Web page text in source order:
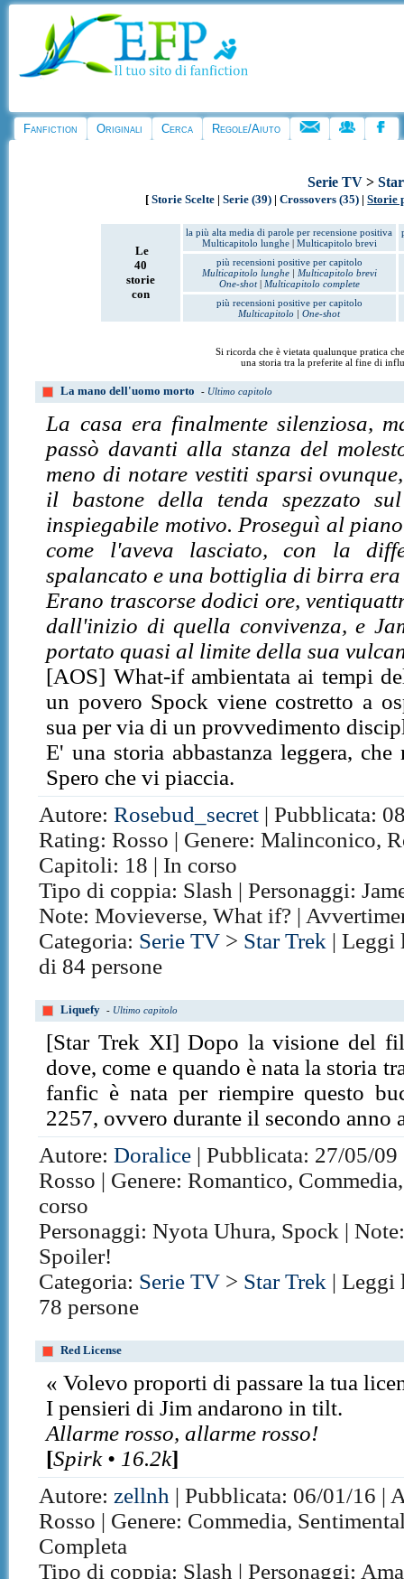
Fanfiction Originali Cerca Regole/Aiuto
Serie TV>
[Storie Scelte |Serie (39) |Crossovers (35) |Storie
Le
40
storie
con
la più alta media di parole per recensione positiva
Multicapitolo lunghe| Multicapitolo brevi
più recensioni positive per capitolo
Multicapitolo lunghe| Multicapitolo brevi
One-shot| Multicapitolo complete
più recensioni positive per capitolo
Multicapitolo |One-shot
Si ricorda che è vietata qualunque pratica
una storia tra la preferite al fine di
La mano dell'uomo morto - Ultimo capitolo
La casa era finalmente silenziosa,
passò davanti alla stanza del
meno di notare vestiti sparsi
il bastone della tenda spezzato
inspiegabile motivo. Proseguì al
come l'aveva lasciato, con la
spalancato e una bottiglia di birra
Erano trascorse dodici ore,
dall'inizio di quella convivenza, e
portato quasi al limite della sua
[AOS] What-if ambientata ai tempi
un povero Spock viene costretto a
sua per via di un provvedimento
E' una storia abbastanza leggera,
Spero che vi piaccia.
Autore:Rosebud_secret | Pubblicata:
Rating: Rosso | Genere: Malinconico,
Capitoli: 18 | In corso
Tipo di coppia: Slash | Personaggi:
Note: Movieverse, What if? |
Categoria: Serie TV > Star Trek | Leggi
di 84 persone
Liquefy - Ultimo capitolo
[Star Trek XI] Dopo la visione del
dove, come e quando è nata la storia
fanfic è nata per riempire questo
2257, ovvero durante il secondo anno
Autore:Doralice | Pubblicata: 27/05/
Rosso | Genere: Romantico,
corso
Personaggi: Nyota Uhura, Spock |
Spoiler!
Categoria: Serie TV > Star Trek | Leggi
78 persone
Red License
« Volevo proporti di passare la tua
I pensieri di Jim andarono in tilt.
Allarme rosso, allarme rosso!
[Spirk • 16.2k]
Autore: zellnh | Pubblicata: 06/01/16 |
Rosso | Genere: Commedia,
Completa
Tipo di coppia: Slash | Personaggi: